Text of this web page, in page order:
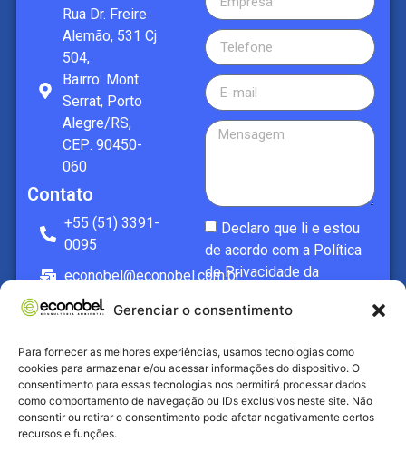
Gerenciar o consentimento
Para fornecer as melhores experiências, usamos tecnologias como
cookies para armazenar e/ou acessar informações do dispositivo. O
consentimento para essas tecnologias nos permitirá processar dados
como comportamento de navegação ou IDs exclusivos neste site. Não
consentir ou retirar o consentimento pode afetar negativamente certos
recursos e funções.
Rua Dr. Freire
Alemão, 531 Cj
504,
Bairro: Mont
Serrat, Porto
Alegre/RS,
CEP: 90450-
060
Contato
+55 (51) 3391-
0095
econobel@econobel.com.br
Saiba
WhatsApp
Declaro que li e estou
de acordo com a Política
de Privacidade da